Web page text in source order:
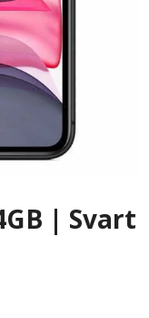
| Svart